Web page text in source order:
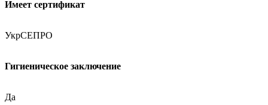
Имеет сертификат
УкрСЕПРО
Гигиеническое заключение
Да